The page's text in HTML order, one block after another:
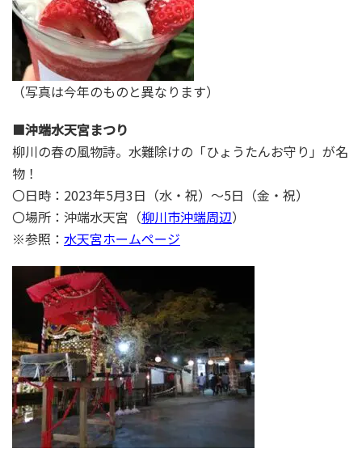
（写真は今年のものと異なります）
■沖端水天宮まつり
柳川の春の風物詩。水難除けの「ひょうたんお守り」が名
物！
〇日時：2023年5月3日（水・祝）～5日（金・祝）
〇場所：沖端水天宮（柳川市沖端周辺）
※参照： 水天宮ホームページ